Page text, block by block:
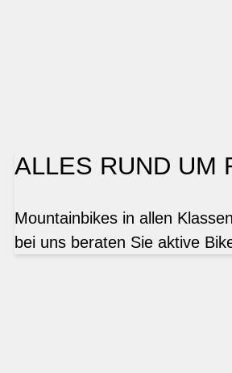
ALLES RUND UM
Mountainbikes in allen
bei uns beraten Sie aktive